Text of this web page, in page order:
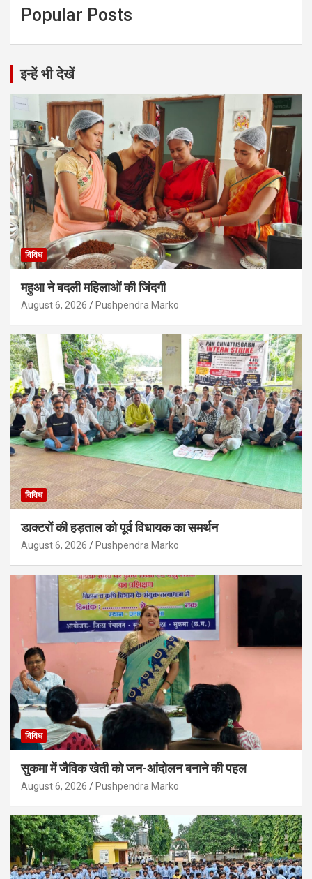
Popular Posts
इन्हें भी देखें
विविध
महुआ ने बदली महिलाओं की जिंदगी
August 6, 2026 Pushpendra Marko
विविध
डाक्टरों की हड़ताल को पूर्व विधायक का समर्थन
August 6, 2026 Pushpendra Marko
विविध
सुकमा में जैविक खेती को जन-आंदोलन बनाने की पहल
August 6, 2026 Pushpendra Marko